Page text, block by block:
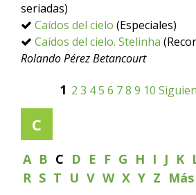
seriadas)
Caídos del cielo (Especiales)
Caídos del cielo. Stelinha
Rolando Pérez Betancourt
1 2 3 45 6 78 9 10
C
A B C D E F G H I J K
R S T U V W X Y Z Más